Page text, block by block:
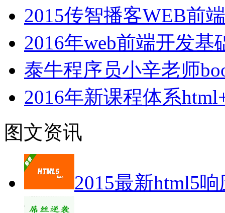
2015传智播客WEB前
2016年web前端开发基
泰牛程序员小辛老师
2016年新课程体系
图文资讯
2015最新html5响